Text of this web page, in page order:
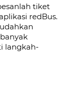
tiket
redBus.
langkah-